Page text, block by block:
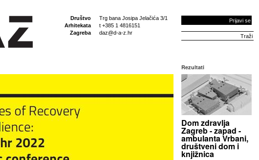
Društvo
Arhitekata
Zagreba
Trg bana Josipa Jelačića 3/1
t +385 1 4816151
daz@d-a-z.hr
Prijavi se
Rezultati
Dom zdravlja
Zagreb - zapad -
ambulanta Vrbani,
društveni dom i
knjižnica